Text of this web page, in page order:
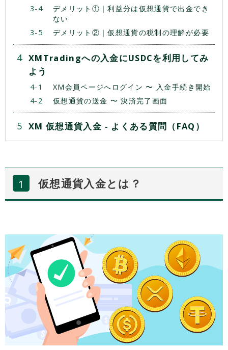
デメリット①｜利益分は仮想通貨で出金でき
ない
デメリット②｜仮想通貨の税制の理解が必要
XMTradingへの入金にUSDCを利用してみ
よう
XM会員ページへログイン 〜 入金手続き開始
仮想通貨の送金 〜 決済完了画面
XM 仮想通貨入金 - よくある質問（FAQ）
仮想通貨入金とは？